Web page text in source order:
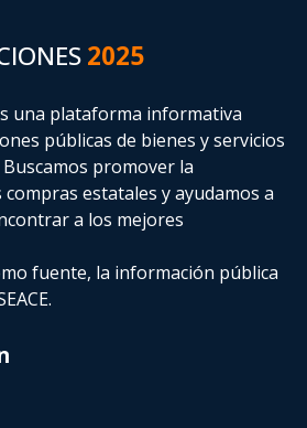
2025
una plataforma informativa
públicas de bienes y servicios
promover la
compras estatalesy ayudamos a
a los mejores
fuente, la información pública